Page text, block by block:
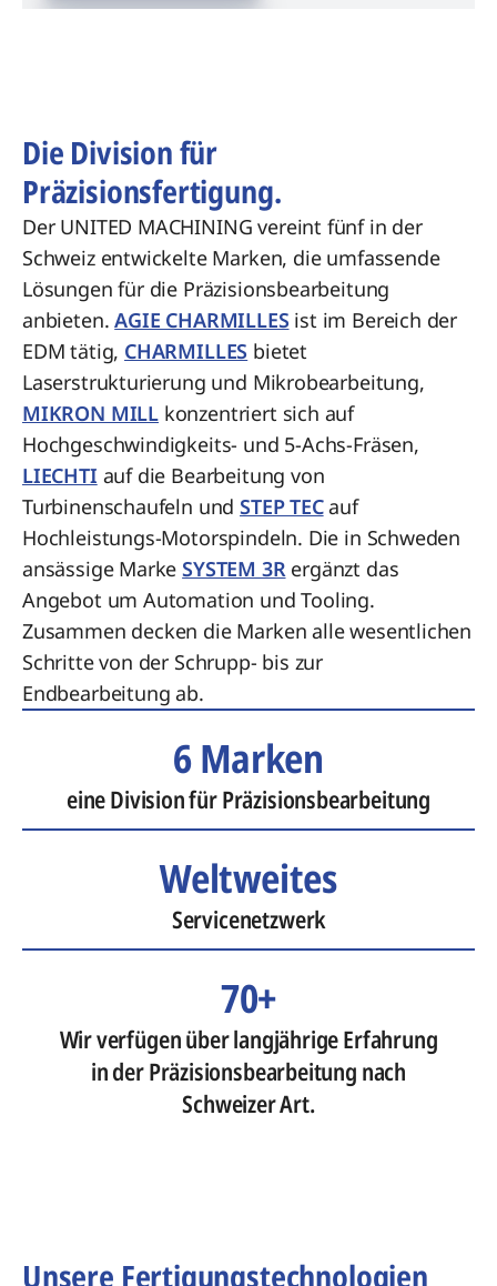
Die Division für
Präzisionsfertigung.
Der UNITED MACHINING vereint fünf in der
Schweiz entwickelte Marken, die umfassende
Lösungen für die Präzisionsbearbeitung
anbieten.AGIE CHARMILLES ist im Bereich der
EDM tätig, CHARMILLES bietet
Laserstrukturierung und Mikrobearbeitung,
MIKRON MILL konzentriert sich auf
Hochgeschwindigkeits- und 5-Achs-Fräsen,
LIECHTI auf die Bearbeitung von
Turbinenschaufeln undSTEP TECauf
Hochleistungs-Motorspindeln. Die in Schweden
ansässige MarkeSYSTEM 3Rergänzt das
Angebot um Automation und Tooling.
Zusammen decken die Marken alle wesentlichen
Schritte von der Schrupp- bis zur
Endbearbeitung ab.
6 Marken
eine Division für Präzisionsbearbeitung
Weltweites
Servicenetzwerk
70+
Wir verfügen über langjährige Erfahrung
in der Präzisionsbearbeitung nach
Schweizer Art.
Unsere Fertigungstechnologien